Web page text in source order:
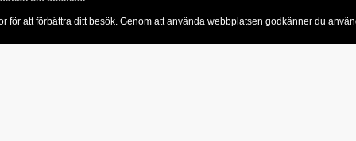
för att förbättra ditt besök. Genom att använda webbplatsen godkänner du